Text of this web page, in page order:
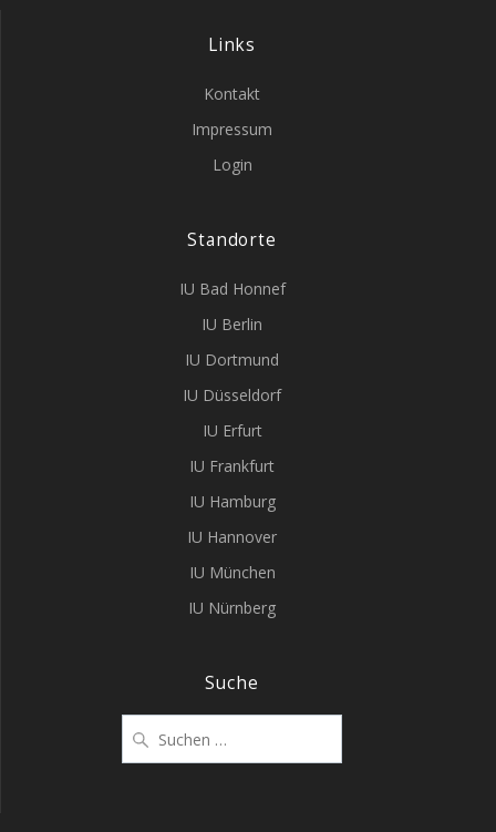
Links
Kontakt
Impressum
Login
Standorte
IU Bad Honnef
IU Berlin
IU Dortmund
IU Düsseldorf
IU Erfurt
IU Frankfurt
IU Hamburg
IU Hannover
IU München
IU Nürnberg
Suche
nach: